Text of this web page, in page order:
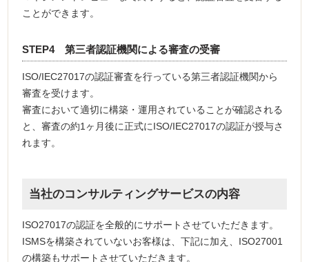
ことができます。
STEP4 第三者認証機関による審査の受審
ISO/IEC27017の認証審査を行っている第三者認証機関から
審査を受けます。
審査において適切に構築・運用されていることが確認される
と、審査の約1ヶ月後に正式にISO/IEC27017の認証が授与さ
れます。
当社のコンサルティングサービスの内容
ISO27017の認証を全般的にサポートさせていただきます。
ISMSを構築されていないお客様は、下記に加え、ISO27001
の構築もサポートさせていただきます。